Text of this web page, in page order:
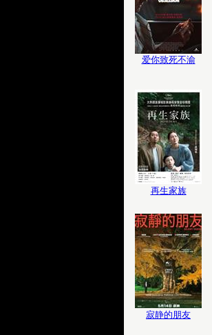
爱你致死不渝
再生家族
寂静的朋友